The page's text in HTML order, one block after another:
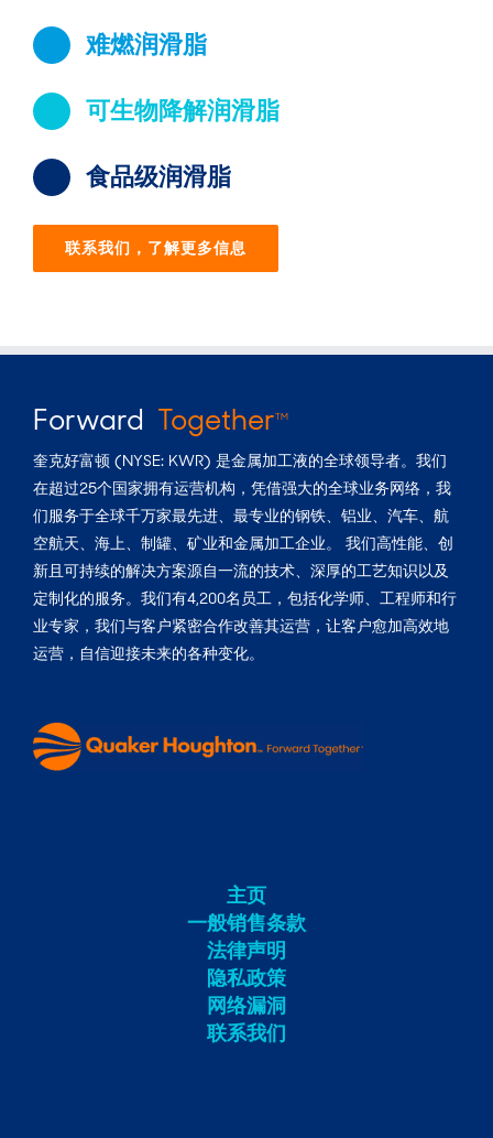
难燃润滑脂
可生物降解润滑脂
食品级润滑脂
联系我们，了解更多信息
Forward TogetherTM
奎克好富顿 (NYSE: KWR) 是金属加工液的全球领导者。我们
在超过25个国家拥有运营机构，凭借强大的全球业务网络，我
们服务于全球千万家最先进、最专业的钢铁、铝业、汽车、航
空航天、海上、制罐、矿业和金属加工企业。 我们高性能、创
新且可持续的解决方案源自一流的技术、深厚的工艺知识以及
定制化的服务。我们有4,200名员工，包括化学师、工程师和行
业专家，我们与客户紧密合作改善其运营，让客户愈加高效地
运营，自信迎接未来的各种变化。
主页
一般销售条款
法律声明
隐私政策
网络漏洞
联系我们